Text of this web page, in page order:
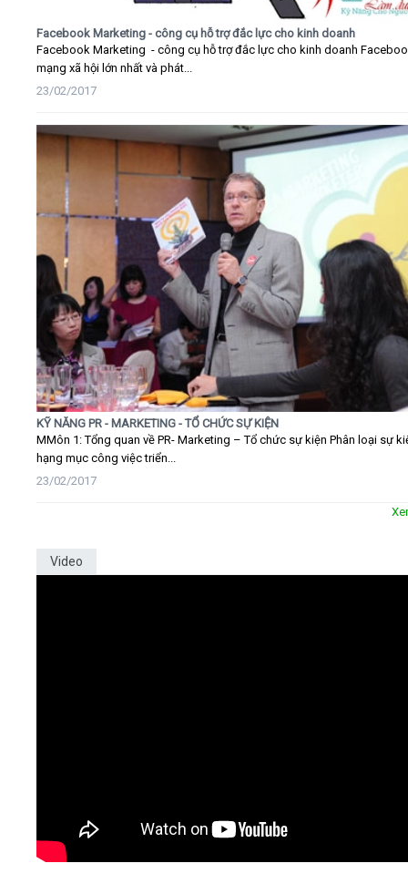
Facebook Marketing - công cụ hỗ trợ đắc lực cho kinh doanh
Facebook Marketing - công cụ hỗ trợ đắc lực cho kinh doanh
mạng xã hội lớn nhất và phát...
23/02/2017
KỸ NĂNG PR - MARKETING - TỔ CHỨC SỰ KIỆN
MMôn 1: Tổng quan về PR- Marketing – Tổ chức sự kiện Phân loại sự
hạng mục công việc triển...
23/02/2017
Video